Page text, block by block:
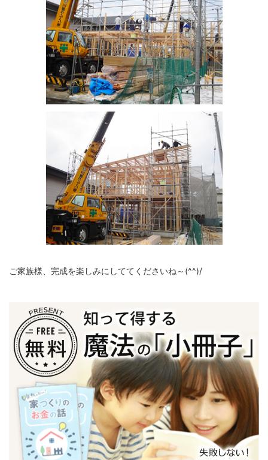
ご家族様、完成を楽しみにしててくださいね～(^^)/